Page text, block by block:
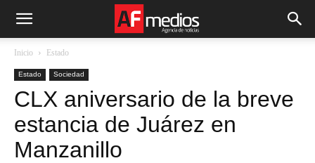
Inicio Estado
Estado Sociedad
CLX aniversario de la breve
estancia de Juárez en
Manzanillo